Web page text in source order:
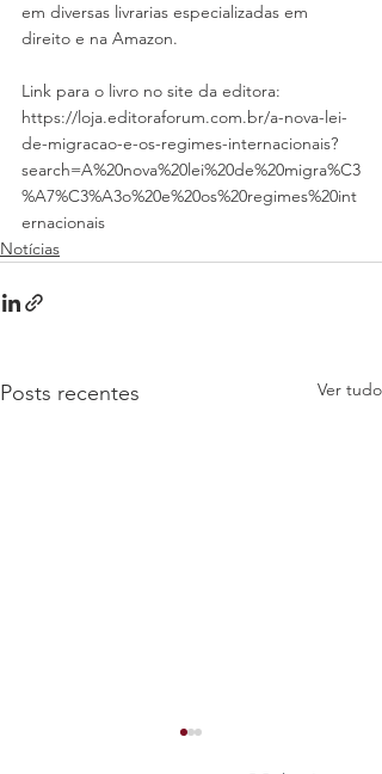
em diversas livrarias especializadas em
direito e na Amazon.
Link para o livro no site da editora:
https://loja.editoraforum.com.br/a-nova-lei-
de-migracao-e-os-regimes-internacionais?
search=A%20nova%20lei%20de%20migra%C3
%A7%C3%A3o%20e%20os%20regimes%20int
ernacionais
Notícias
Posts recentes Ver tudo